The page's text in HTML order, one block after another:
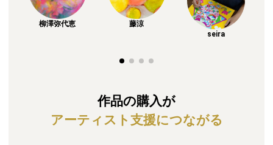
柳澤弥代恵
藤涼
seira
作品の購入が
アーティスト支援につながる